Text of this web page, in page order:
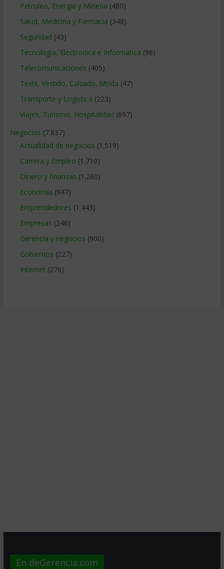
Petroleo, Energia y Mineria (480)
Salud, Medicina y Farmacia (348)
Seguridad (43)
Tecnologia, Electronica e Informatica (96)
Telecomunicaciones (405)
Textil, Vestido, Calzado, Moda (47)
Transporte y Logistica (223)
Viajes, Turismo, Hospitalidad (697)
Negocios (7.837)
Actualidad de negocios (1.519)
Carrera y Empleo (1.710)
Dinero y finanzas (1.260)
Economía (947)
Emprendedores (1.443)
Empresas (246)
Gerencia y negocios (900)
Gobiernos (227)
Internet (276)
En deGerencia.com